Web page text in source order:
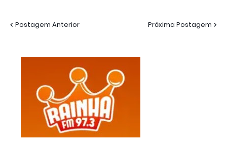
Postagem Anterior Próxima Postagem